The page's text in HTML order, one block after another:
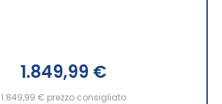
1.849,99 €
1.849,99 € prezzo consigliato